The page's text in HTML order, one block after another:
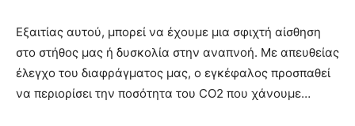
Εξαιτίας αυτού, μπορεί να έχουμε μια σφιχτή αίσθηση
στο στήθος μας ή δυσκολία στην αναπνοή. Με απευθείας
έλεγχο του διαφράγματος μας, ο εγκέφαλος προσπαθεί
να περιορίσει την ποσότητα του CO2 που χάνουμε…